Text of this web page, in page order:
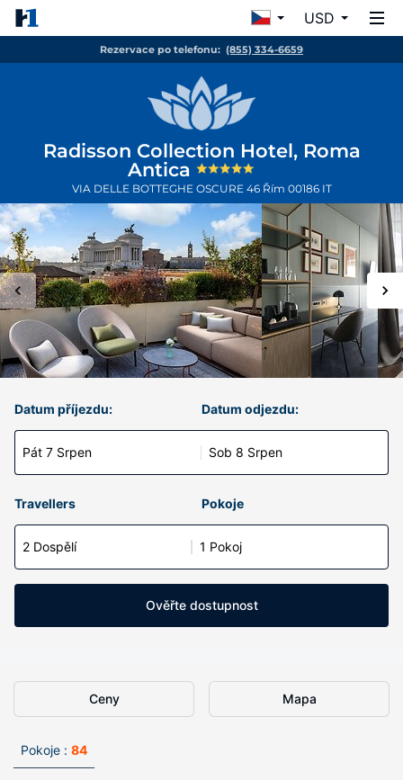
USD
Rezervace po telefonu: (855) 334-6659
Radisson Collection Hotel, Roma
Antica
VIA DELLE BOTTEGHE OSCURE 46 Řím 00186 IT
Datum příjezdu:
Pát 7 Srpen
Datum odjezdu:
Sob 8 Srpen
Travellers Pokoje
2 Dospělí 1 Pokoj
Ověřte dostupnost
Ceny Mapa
Pokoje : 84